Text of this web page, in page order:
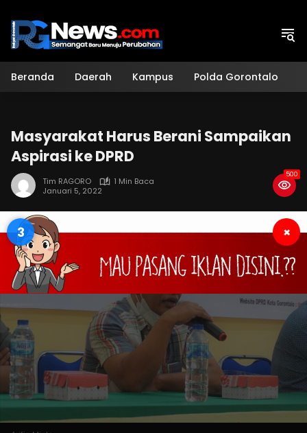
konten
Beranda Daerah Kampus Polda Gorontalo
Masyarakat Harus Berani Sampaikan
Aspirasi ke DPRD
Tim RAGORO
1 Min Baca
Januari 5, 2022
500
2 ×